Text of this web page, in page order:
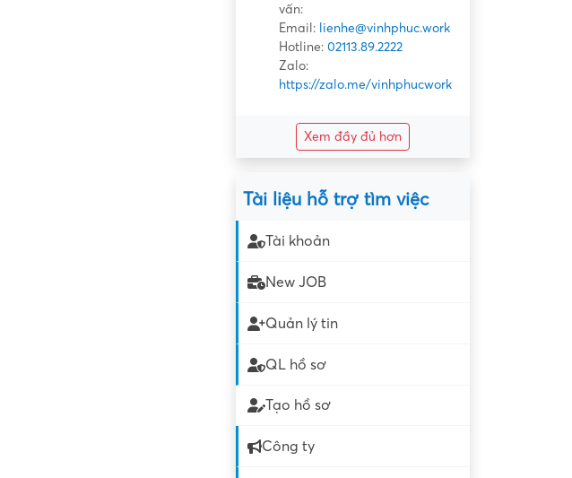
vấn:
Email: lienhe@vinhphuc.work
Hotline: 02113.89.2222
Zalo:
https://zalo.me/vinhphucwork
Xem đầy đủ hơn
Tài liệu hỗ trợ tìm việc
Tài khoản
New JOB
Quản lý tin
QL hồ sơ
Tạo hồ sơ
Công ty